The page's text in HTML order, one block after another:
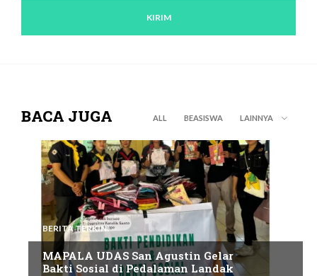
BACA JUGA ALL BEASISWA LAINNYA
BERITA TERKINI
MAPALA UDAS San Agustin Gelar
Bakti Sosial di Pedalaman Landak